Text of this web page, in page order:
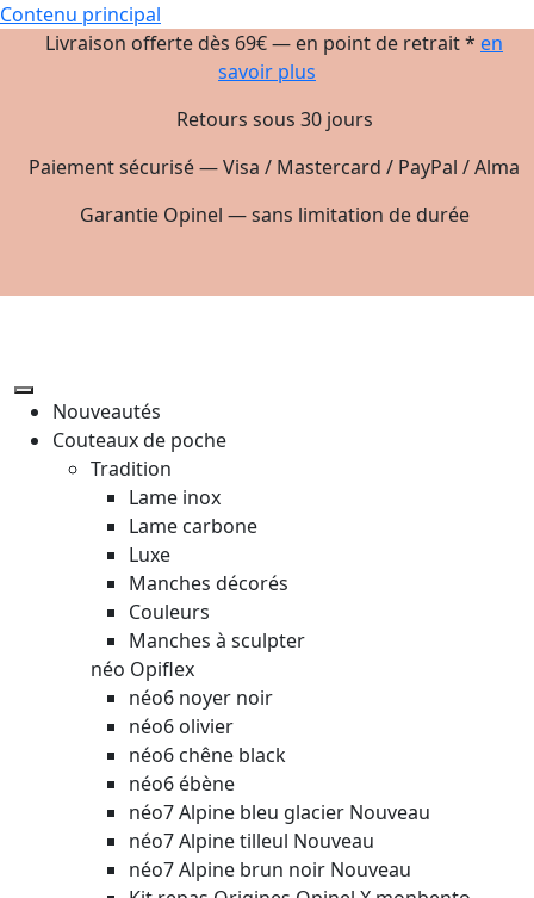
Contenu principal
Livraison offerte dès 69€ — en point de retrait * en
savoir plus
Retours sous 30 jours
Paiement sécurisé — Visa / Mastercard / PayPal / Alma
Garantie Opinel — sans limitation de durée
Nouveautés
Couteaux de poche
Tradition
Lame inox
Lame carbone
Luxe
Manches décorés
Couleurs
Manches à sculpter
néo Opiflex
néo6 noyer noir
néo6 olivier
néo6 chêne black
néo6 ébène
néo7 Alpine bleu glacier Nouveau
néo7 Alpine tilleul Nouveau
néo7 Alpine brun noir Nouveau